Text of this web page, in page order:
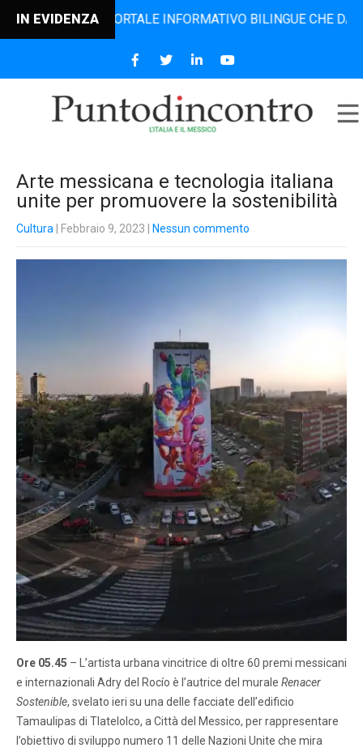
IN EVIDENZAIL PORTALE INFORMATIVO BILINGUE CHE DAL
Arte messicana e tecnologia italiana
unite per promuovere la sostenibilità
Cultura | Febbraio 9, 2023 Nessun commento
Ore 05.45 – L’artista urbana vincitrice di oltre 60 premi messicani
e internazionali Adry del Rocío è l’autrice del murale Renacer
Sostenible, svelato ieri su una delle facciate dell’edificio
Tamaulipas di Tlatelolco, a Città del Messico, per rappresentare
l’obiettivo di sviluppo numero 11 delle Nazioni Unite che mira